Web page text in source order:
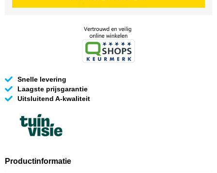
Snelle levering
Laagste prijsgarantie
Uitsluitend A-kwaliteit
Productinformatie